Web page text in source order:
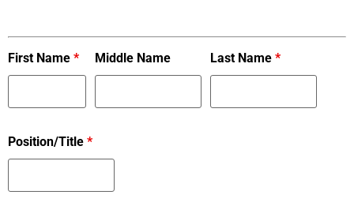
First Name * Middle Name Last Name*
Position/Title *